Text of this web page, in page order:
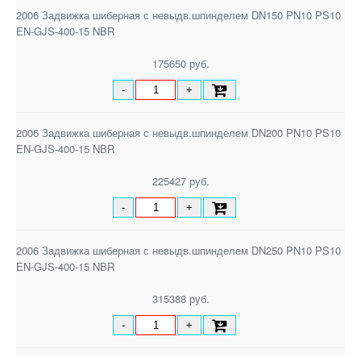
2006 Задвижка шиберная с невыдв.шпинделем DN150 PN10 PS10
EN-GJS-400-15 NBR
175650 руб.
- +
2006 Задвижка шиберная с невыдв.шпинделем DN200 PN10 PS10
EN-GJS-400-15 NBR
225427 руб.
- +
2006 Задвижка шиберная с невыдв.шпинделем DN250 PN10 PS10
EN-GJS-400-15 NBR
315388 руб.
- +